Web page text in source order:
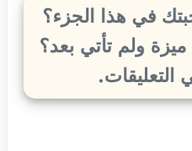
في هذا الجزء؟
ولم تأتي بعد؟
التعليقات.